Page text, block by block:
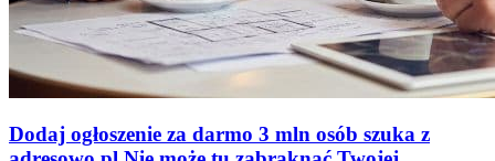
Dodaj ogłoszenie za darmo 3 mln osób szuka z